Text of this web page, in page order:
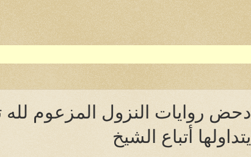
دحض روايات النزول المزعوم لله
يتداولها أتباع الشيخ